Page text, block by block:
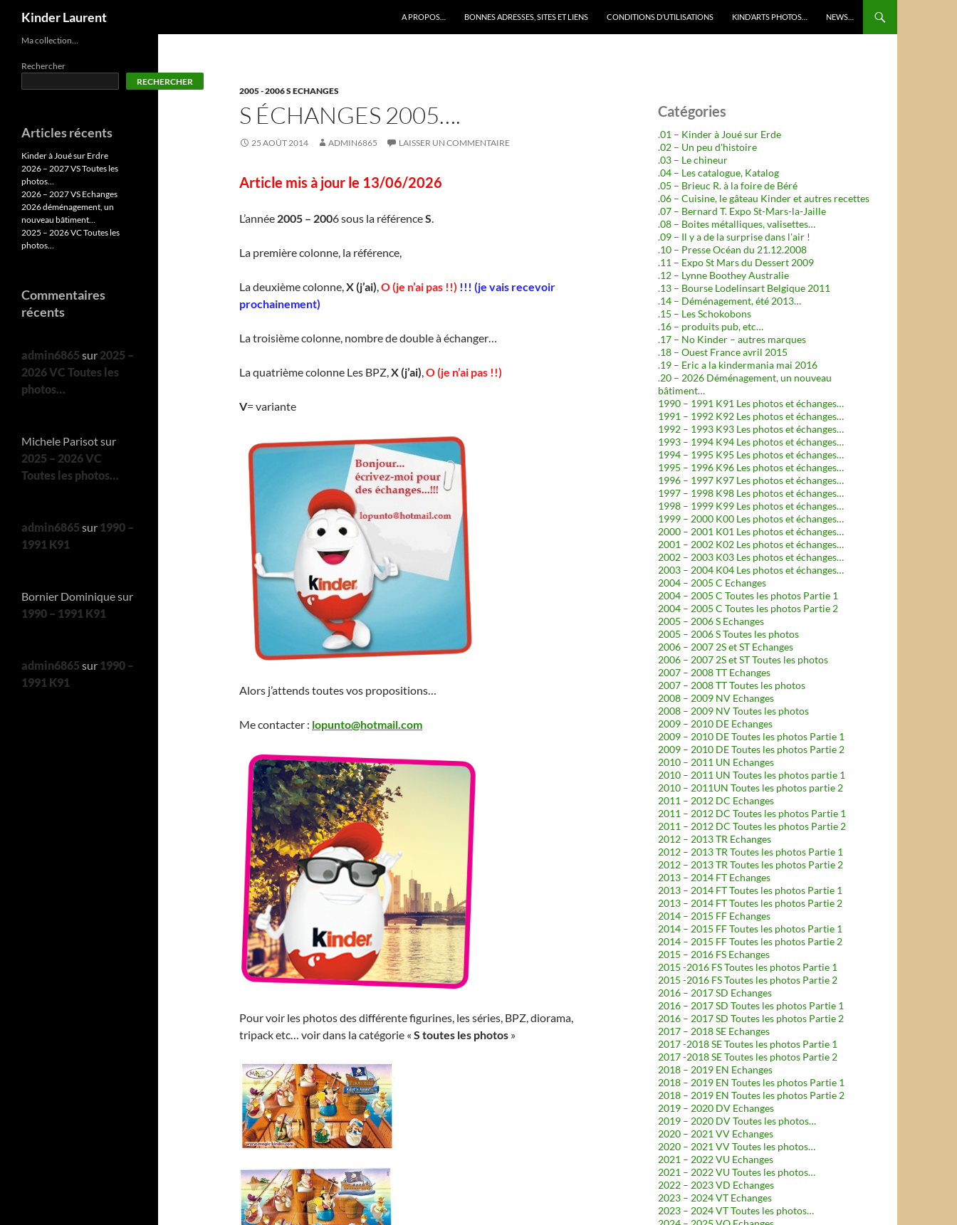
Aller
contenu
Kinder Laurent A PROPOS… BONNES ADRESSES, SITES ET LIENS CONDITIONS D’UTILISATIONS KIND’ARTS PHOTOS… NEWS…
2005 - 2006 S ECHANGES
S ÉCHANGES 2005….
25 AOÛT 2014 ADMIN6865 LAISSER UN COMMENTAIRE
Article mis à jour le 13/06/2026
L’année 2005 – 2006 sous la référenceS.
La première colonne, la référence,
La deuxième colonne,X (j’ai),O (je n’ai pas !!) !!! (je vais recevoir
prochainement)
La troisième colonne, nombre de double à échanger…
La quatrième colonne Les BPZ,X (j’ai),O (je n’ai pas !!)
V= variante
Alors j’attends toutes vos propositions…
Me contacter : lopunto@hotmail.com
Pour voir les photos des différente figurines, les séries, BPZ, diorama,
tripack etc… voir dans la catégorie « S toutes les photos »
Catégories
.01 – Kinder à Joué sur Erde
.02 – Un peu d'histoire
.03 – Le chineur
.04 – Les catalogue, Katalog
.05 – Brieuc R. à la foire de Béré
.06 – Cuisine, le gâteau Kinder et autres recettes
.07 – Bernard T. Expo St-Mars-la-Jaille
.08 – Boites métalliques, valisettes…
.09 – Il y a de la surprise dans l'air !
.10 – Presse Océan du 21.12.2008
.11 – Expo St Mars du Dessert 2009
.12 – Lynne Boothey Australie
.13 – Bourse Lodelinsart Belgique 2011
.14 – Déménagement, été 2013…
.15 – Les Schokobons
.16 – produits pub, etc…
.17 – No Kinder – autres marques
.18 – Ouest France avril 2015
.19 – Eric a la kindermania mai 2016
.20 – 2026 Déménagement, un nouveau
bâtiment…
1990 – 1991 K91 Les photos et échanges…
1991 – 1992 K92 Les photos et échanges…
1992 – 1993 K93 Les photos et échanges…
1993 – 1994 K94 Les photos et échanges…
1994 – 1995 K95 Les photos et échanges…
1995 – 1996 K96 Les photos et échanges…
1996 – 1997 K97 Les photos et échanges…
1997 – 1998 K98 Les photos et échanges…
1998 – 1999 K99 Les photos et échanges…
1999 – 2000 K00 Les photos et échanges…
2000 – 2001 K01 Les photos et échanges…
2001 – 2002 K02 Les photos et échanges…
2002 – 2003 K03 Les photos et échanges…
2003 – 2004 K04 Les photos et échanges…
2004 – 2005 C Echanges
2004 – 2005 C Toutes les photos Partie 1
2004 – 2005 C Toutes les photos Partie 2
2005 – 2006 S Echanges
2005 – 2006 S Toutes les photos
2006 – 2007 2S et ST Echanges
2006 – 2007 2S et ST Toutes les photos
2007 – 2008 TT Echanges
2007 – 2008 TT Toutes les photos
2008 – 2009 NV Echanges
2008 – 2009 NV Toutes les photos
2009 – 2010 DE Echanges
2009 – 2010 DE Toutes les photos Partie 1
2009 – 2010 DE Toutes les photos Partie 2
2010 – 2011 UN Echanges
2010 – 2011 UN Toutes les photos partie 1
2010 – 2011UN Toutes les photos partie 2
2011 – 2012 DC Echanges
2011 – 2012 DC Toutes les photos Partie 1
2011 – 2012 DC Toutes les photos Partie 2
2012 – 2013 TR Echanges
2012 – 2013 TR Toutes les photos Partie 1
2012 – 2013 TR Toutes les photos Partie 2
2013 – 2014 FT Echanges
2013 – 2014 FT Toutes les photos Partie 1
2013 – 2014 FT Toutes les photos Partie 2
2014 – 2015 FF Echanges
2014 – 2015 FF Toutes les photos Partie 1
2014 – 2015 FF Toutes les photos Partie 2
2015 – 2016 FS Echanges
2015 -2016 FS Toutes les photos Partie 1
2015 -2016 FS Toutes les photos Partie 2
2016 – 2017 SD Echanges
2016 – 2017 SD Toutes les photos Partie 1
2016 – 2017 SD Toutes les photos Partie 2
2017 – 2018 SE Echanges
2017 -2018 SE Toutes les photos Partie 1
2017 -2018 SE Toutes les photos Partie 2
2018 – 2019 EN Echanges
2018 – 2019 EN Toutes les photos Partie 1
2018 – 2019 EN Toutes les photos Partie 2
2019 – 2020 DV Echanges
2019 – 2020 DV Toutes les photos…
2020 – 2021 VV Echanges
2020 – 2021 VV Toutes les photos…
2021 – 2022 VU Echanges
2021 – 2022 VU Toutes les photos…
2022 – 2023 VD Echanges
2023 – 2024 VT Echanges
2023 – 2024 VT Toutes les photos…
Ma collection…
Rechercher
RECHERCHER
Articles récents
Kinder à Joué sur Erdre
2026 – 2027 VS Toutes les
photos…
2026 – 2027 VS Echanges
2026 déménagement, un
nouveau bâtiment…
2025 – 2026 VC Toutes les
photos…
Commentaires
récents
admin6865 sur 2025 –
2026 VC Toutes les
photos…
Michele Parisotsur
2025 – 2026 VC
Toutes les photos…
admin6865 sur 1990 –
1991 K91
Bornier Dominiquesur
1990 – 1991 K91
admin6865 sur 1990 –
1991 K91